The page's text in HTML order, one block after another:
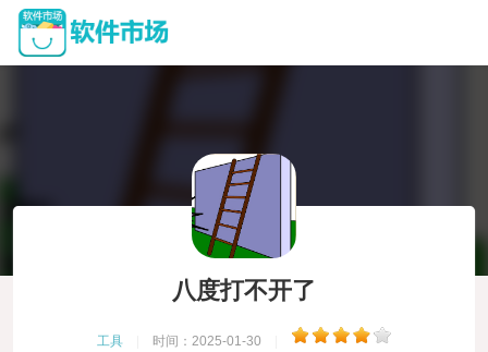
八度打不开了
工具 时间：2025-01-30